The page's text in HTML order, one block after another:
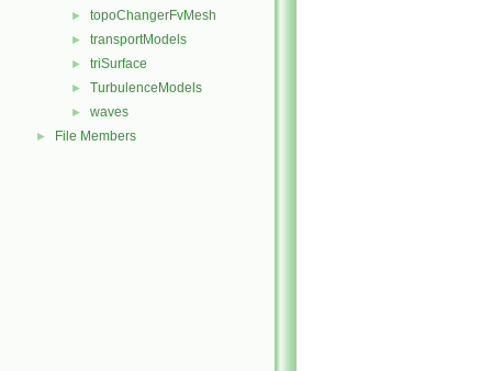
► topoChangerFvMesh
► transportModels
► triSurface
► TurbulenceModels
► waves
► File Members